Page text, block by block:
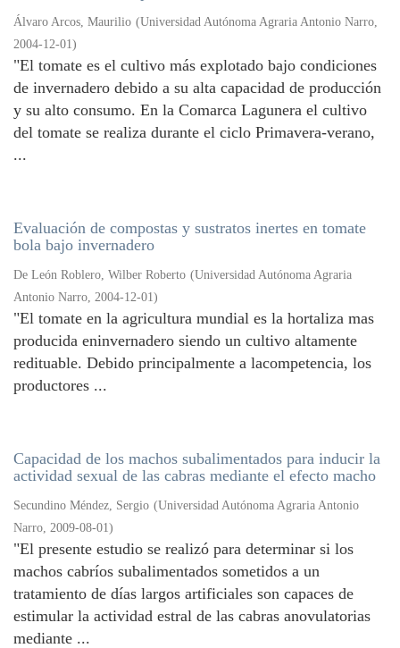
Álvaro Arcos, Maurilio (Universidad Autónoma Agraria Antonio Narro,
2004-12-01)
"El tomate es el cultivo más explotado bajo condiciones
de invernadero debido a su alta capacidad de producción
y su alto consumo. En la Comarca Lagunera el cultivo
del tomate se realiza durante el ciclo Primavera-verano,
...
Evaluación de compostas y sustratos inertes en tomate
bola bajo invernadero
De León Roblero, Wilber Roberto (Universidad Autónoma Agraria
Antonio Narro, 2004-12-01)
"El tomate en la agricultura mundial es la hortaliza mas
producida eninvernadero siendo un cultivo altamente
redituable. Debido principalmente a lacompetencia, los
productores ...
Capacidad de los machos subalimentados para inducir la
actividad sexual de las cabras mediante el efecto macho
Secundino Méndez, Sergio (Universidad Autónoma Agraria Antonio
Narro, 2009-08-01)
"El presente estudio se realizó para determinar si los
machos cabríos subalimentados sometidos a un
tratamiento de días largos artificiales son capaces de
estimular la actividad estral de las cabras anovulatorias
mediante ...